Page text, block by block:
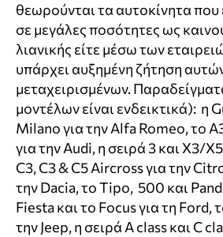
θεωρούνται τα αυτοκίνητα που
σε μεγάλες ποσότητες ως
λιανικής είτε μέσω των
υπάρχει αυξημένη ζήτηση
μεταχειρισμένων.
μοντέλων είναι ενδεικτικά): η
Milano για την Alfa Romeo, το
για την Audi, η σειρά 3 και Χ3/
C3, C3 & C5 Aircross για την
την Dacia, το Tipo, 500 και
Fiesta και το Focus για τη Ford,
την Jeep, η σειρά Α class και C